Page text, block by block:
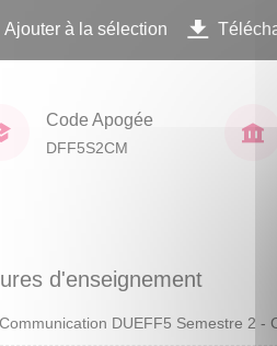
Ajouter à la sélection
Code Apogée
DFF5S2CM
d'enseignement
Communication DUEFF5 Semestre 2 -